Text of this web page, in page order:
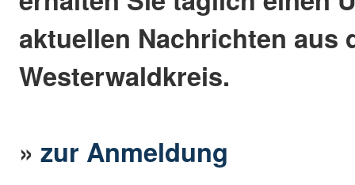
aktuellen Nachrichten aus
Westerwaldkreis.
»zur Anmeldung